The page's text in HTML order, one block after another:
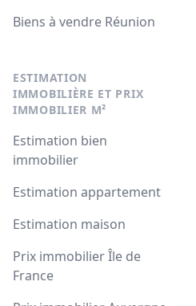
Biens à vendre Réunion
ESTIMATION
IMMOBILIÈRE ET PRIX
IMMOBILIER M²
Estimation bien
immobilier
Estimation appartement
Estimation maison
Prix immobilier Île de
France